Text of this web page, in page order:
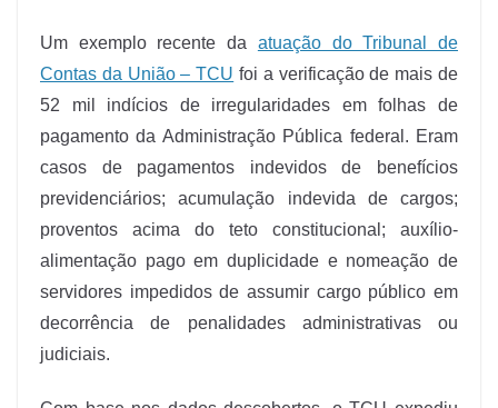
Um exemplo recente da atuação do Tribunal de
Contas da União – TCU foi a verificação de mais de
52 mil indícios de irregularidades em folhas de
pagamento da Administração Pública federal. Eram
casos de pagamentos indevidos de benefícios
previdenciários; acumulação indevida de cargos;
proventos acima do teto constitucional; auxílio-
alimentação pago em duplicidade e nomeação de
servidores impedidos de assumir cargo público em
decorrência de penalidades administrativas ou
judiciais.